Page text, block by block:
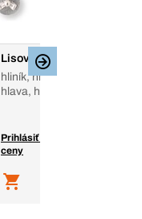
Lisovacie slepé nity
hliník, hliník, plochá
hlava, hliník / hliník
Prihlásiť sa a zobraziť
ceny